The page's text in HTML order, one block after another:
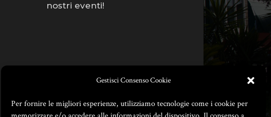
Gestisci Consenso Cookie
Per fornire le migliori esperienze, utilizziamo tecnologie come i cookie per
nostri eventi!